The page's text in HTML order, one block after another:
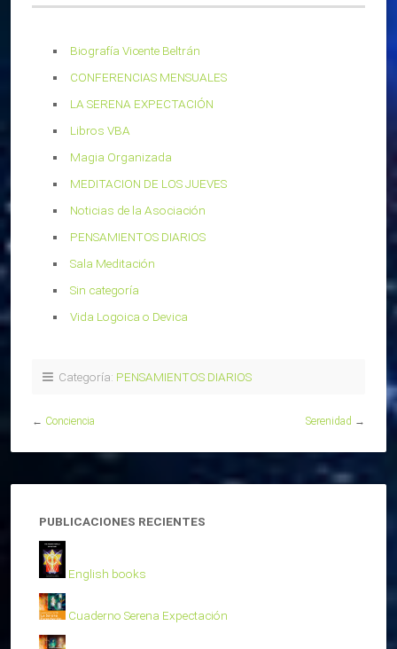
Biografía Vicente Beltrán
CONFERENCIAS MENSUALES
LA SERENA EXPECTACIÓN
Libros VBA
Magia Organizada
MEDITACION DE LOS JUEVES
Noticias de la Asociación
PENSAMIENTOS DIARIOS
Sala Meditación
Sin categoría
Vida Logoica o Devica
Categoría: PENSAMIENTOS DIARIOS
← Conciencia Serenidad →
PUBLICACIONES RECIENTES
English books
Cuaderno Serena Expectación